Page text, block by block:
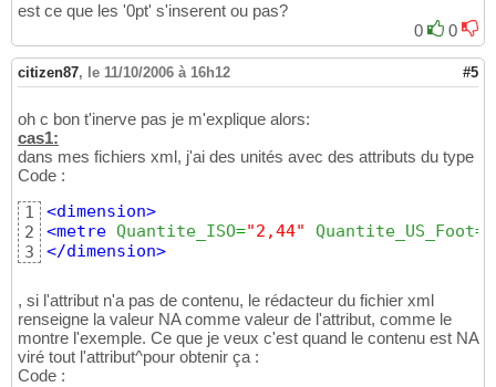
est ce que les '0pt' s'inserent ou pas?
0
0
citizen87, le 11/10/2006 à 16h12 #5
oh c bon t'inerve pas je m'explique alors:
cas1:
dans mes fichiers xml, j'ai des unités avec des attributs du type
Code :
1
2
3
<dimension>
<metre Quantite_ISO="2,44" Quantite_US_Foot=
</dimension>
, si l'attribut n'a pas de contenu, le rédacteur du fichier xml
renseigne la valeur NA comme valeur de l'attribut, comme le
montre l'exemple. Ce que je veux c'est quand le contenu est NA
viré tout l'attribut^pour obtenir ça :
Code :